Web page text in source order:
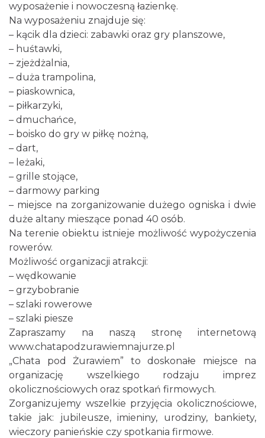
wyposażenie i nowoczesną łazienkę.
Na wyposażeniu znajduje się:
– kącik dla dzieci: zabawki oraz gry planszowe,
– huśtawki,
– zjeżdżalnia,
– duża trampolina,
– piaskownica,
– piłkarzyki,
– dmuchańce,
– boisko do gry w piłkę nożną,
– dart,
– leżaki,
– grille stojące,
– darmowy parking
– miejsce na zorganizowanie dużego ogniska i dwie
duże altany mieszące ponad 40 osób.
Na terenie obiektu istnieje możliwość wypożyczenia
rowerów.
Możliwość organizacji atrakcji:
– wędkowanie
– grzybobranie
– szlaki rowerowe
– szlaki piesze
Zapraszamy na naszą stronę internetową
www.chatapodzurawiemnajurze.pl
„Chata pod Żurawiem” to doskonałe miejsce na
organizację wszelkiego rodzaju imprez
okolicznościowych oraz spotkań firmowych.
Zorganizujemy wszelkie przyjęcia okolicznościowe,
takie jak: jubileusze, imieniny, urodziny, bankiety,
wieczory panieńskie czy spotkania firmowe.